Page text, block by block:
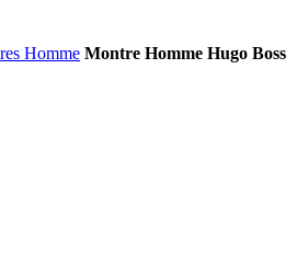
Homme Montre Homme Hugo Boss